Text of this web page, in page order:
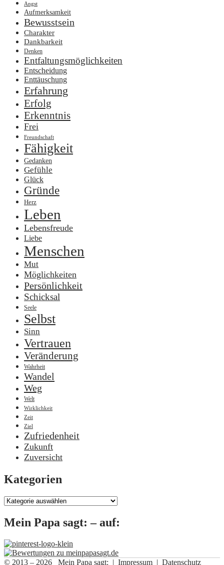
Angst
Aufmerksamkeit
Bewusstsein
Charakter
Dankbarkeit
Denken
Entfaltungsmöglichkeiten
Entscheidung
Enttäuschung
Erfahrung
Erfolg
Erkenntnis
Frei
Freundschaft
Fähigkeit
Gedanken
Gefühle
Glück
Gründe
Herz
Leben
Lebensfreude
Liebe
Menschen
Mut
Möglichkeiten
Persönlichkeit
Schicksal
Seele
Selbst
Sinn
Vertrauen
Veränderung
Wahrheit
Wandel
Weg
Welt
Wirklichkeit
Zeit
Ziel
Zufriedenheit
Zukunft
Zuversicht
Kategorien
Kategorien
Mein Papa sagt: – auf:
© 2013 – 2026 Mein Papa sagt: | Impressum | Datenschutz